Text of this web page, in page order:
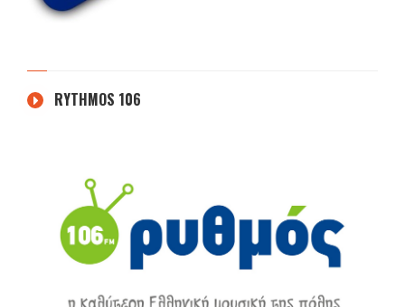
RYTHMOS 106